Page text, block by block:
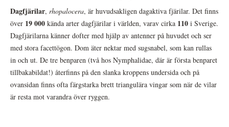
Dagfjärilar, rhopalocera, är huvudsakligen dagaktiva fjärilar. Det finns
över 19 000 kända arter dagfjärilar i världen, varav cirka 110 i Sverige.
Dagfjärilarna känner dofter med hjälp av antenner på huvudet och ser
med stora facettögon. Dom äter nektar med sugsnabel, som kan rullas
in och ut. De tre benparen (två hos Nymphalidae, där är första benparet
tillbakabildat!) återfinns på den slanka kroppens undersida och på
ovansidan finns ofta färgstarka brett triangulära vingar som när de vilar
är resta mot varandra över ryggen.